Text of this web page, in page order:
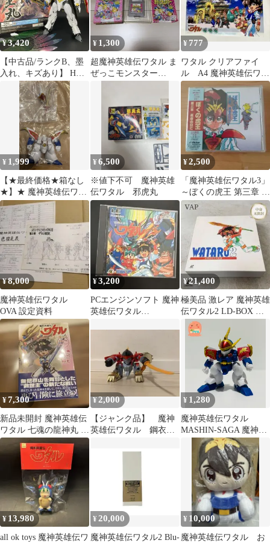
¥3,420
【中古品/ランクB、墨
入れ、キズあり】 HG
Amplified IMGN 龍王
丸 【魔神英雄伝ワタ
ル】 組立済みMG HG
ガンダム Gunpla 3006
¥ 1,300
超魔神英雄伝ワタル ま
ぜっこモンスター
¥ 777
ワタル クリアファイ
ル A4 魔神英雄伝ワタ
ル 30周年記念 創界山
ver. ②
¥ 1,999
【★最終価格★箱なし
★】★ 魔神英雄伝ワタ
ル 新星龍神丸 フィ
ギュア★
¥6,500
※値下不可 魔神英雄
伝ワタル 邪虎丸
¥2,500
「魔神英雄伝ワタル3」
～ぼくの虎王 第三章 運
命の日に
¥8,000
魔神英雄伝ワタル
OVA 設定資料
¥3,200
PCエンジンソフト 魔神
英雄伝ワタル
¥21,400
極美品 激レア 魔神英雄
伝ワタル2 LD-BOX 星
界山完全大絵巻 未開封
¥7,300
新品未開封 魔神英雄伝
ワタル 七魂の龍神丸 ビ
ジュアル＆ストーリー
¥2,000
【ジャンク品】 魔神
英雄伝ワタル 鋼衣戦
¥ 1,280
魔神英雄伝ワタル
MASHIN-SAGA 魔神物
語 02 龍神丸 フィギュ
¥ 13,980
all ok toys 魔神英雄伝ワ
¥ 20,000
魔神英雄伝ワタル2 Blu-
¥ 10,000
魔神英雄伝ワタル お